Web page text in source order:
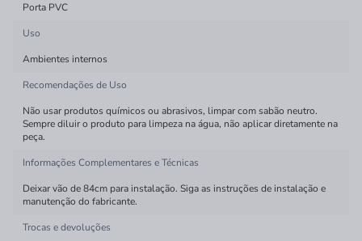
Porta PVC
Uso
Ambientes internos
Recomendações de Uso
Não usar produtos químicos ou abrasivos, limpar com sabão neutro.
Sempre diluir o produto para limpeza na água, não aplicar diretamente na
peça.
Informações Complementares e Técnicas
Deixar vão de 84cm para instalação. Siga as instruções de instalação e
manutenção do fabricante.
Trocas e devoluções